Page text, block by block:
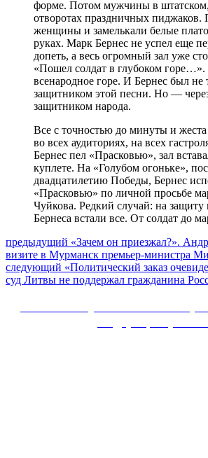
форме. Потом мужчины в
отворотах праздничных пиджаков.
женщины и замелькали белые
руках. Марк Бернес не успел еще
допеть, а весь огромный зал уже
«Пошел солдат в глубоком
всенародное горе. И Бернес был не
защитником этой песни. Но —
защитником народа.
Все с точностью до минуты и жеста
во всех аудиториях, на всех
Бернес пел «Прасковью», зал
куплете. На «Голубом огоньке»,
двадцатилетию Победы, Бернес
«Прасковью» по личной просьбе
Чуйкова. Редкий случай: на защиту
Бернеса встали все. От солдат до
Навигация
по
записям
предыдущий Предыдущий
пост:
«Зачем он приезжал?».
визите в Мурманск премьер-министра
следующий Следующее
сообщение:
«Политический заказ
суд Литвы не поддержал гражданина